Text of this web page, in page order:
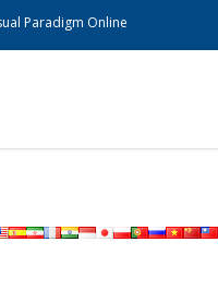
Paradigm Online